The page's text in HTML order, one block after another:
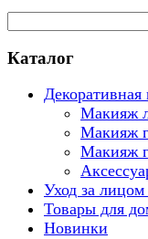
Каталог
Декоративная
Макияж
Макияж
Макияж
Уход за
Товары для
Новинки